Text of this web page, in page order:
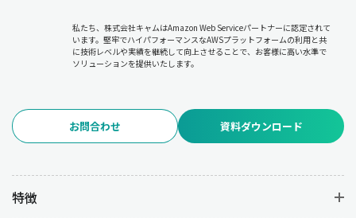
私たち、株式会社キャムはAmazon Web Serviceパートナーに認定されて
います。堅牢でハイパフォーマンスなAWSプラットフォームの利用と共
に技術レベルや実績を継続して向上させることで、お客様に高い水準で
ソリューションを提供いたします。
お問合わせ 資料ダウンロード
特徴